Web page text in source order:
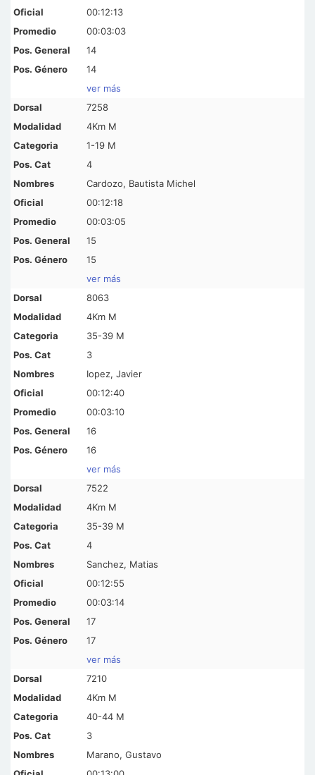
00:12:13
00:03:03
14
14
ver más
7258
4Km M
1-19 M
4
Cardozo, Bautista Michel
00:12:18
00:03:05
15
15
ver más
8063
4Km M
35-39 M
3
Iopez, Javier
00:12:40
00:03:10
16
16
ver más
7522
4Km M
35-39 M
4
Sanchez, Matias
00:12:55
00:03:14
17
17
ver más
7210
4Km M
40-44 M
3
Marano, Gustavo